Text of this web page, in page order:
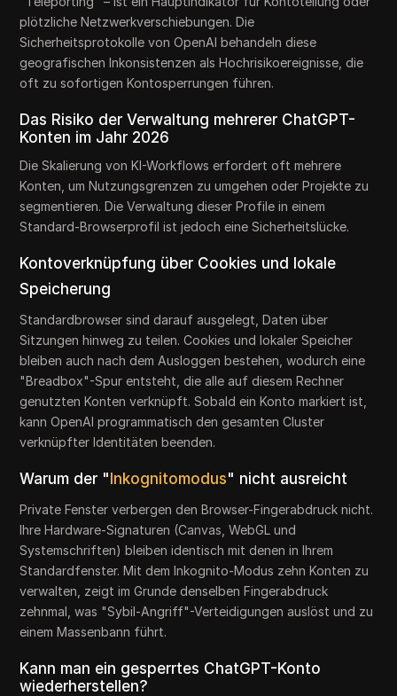
plötzliche Netzwerkverschiebungen. Die
Sicherheitsprotokolle von OpenAI behandeln diese
geografischen Inkonsistenzen als Hochrisikoereignisse, die
oft zu sofortigen Kontosperrungen führen.
Das Risiko der Verwaltung mehrerer ChatGPT-
Konten im Jahr 2026
Die Skalierung von KI-Workflows erfordert oft mehrere
Konten, um Nutzungsgrenzen zu umgehen oder Projekte zu
segmentieren. Die Verwaltung dieser Profile in einem
Standard-Browserprofil ist jedoch eine Sicherheitslücke.
Kontoverknüpfung über Cookies und lokale
Speicherung
Standardbrowser sind darauf ausgelegt, Daten über
Sitzungen hinweg zu teilen. Cookies und lokaler Speicher
bleiben auch nach dem Ausloggen bestehen, wodurch eine
"Breadbox"-Spur entsteht, die alle auf diesem Rechner
genutzten Konten verknüpft. Sobald ein Konto markiert ist,
kann OpenAI programmatisch den gesamten Cluster
verknüpfter Identitäten beenden.
Warum der "Inkognitomodus" nicht ausreicht
Private Fenster verbergen den Browser-Fingerabdruck nicht.
Ihre Hardware-Signaturen (Canvas, WebGL und
Systemschriften) bleiben identisch mit denen in Ihrem
Standardfenster. Mit dem Inkognito-Modus zehn Konten zu
verwalten, zeigt im Grunde denselben Fingerabdruck
zehnmal, was "Sybil-Angriff"-Verteidigungen auslöst und zu
einem Massenbann führt.
Kann man ein gesperrtes ChatGPT-Konto
wiederherstellen?